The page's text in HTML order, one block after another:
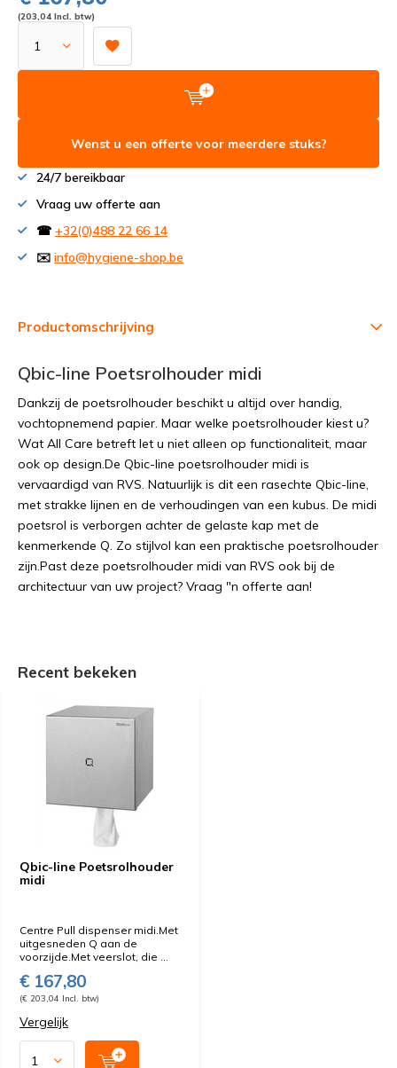
(203,04 Incl. btw)
Wenst u een offerte voor meerdere stuks?
24/7 bereikbaar
Vraag uw offerte aan
☎ +32(0)488 22 66 14
✉️ info@hygiene-shop.be
Productomschrijving
Qbic-line Poetsrolhouder midi
Dankzij de poetsrolhouder beschikt u altijd over handig,
vochtopnemend papier. Maar welke poetsrolhouder kiest u?
Wat All Care betreft let u niet alleen op functionaliteit, maar
ook op design.De Qbic-line poetsrolhouder midi is
vervaardigd van RVS. Natuurlijk is dit een rasechte Qbic-line,
met strakke lijnen en de verhoudingen van een kubus. De midi
poetsrol is verborgen achter de gelaste kap met de
kenmerkende Q. Zo stijlvol kan een praktische poetsrolhouder
zijn.Past deze poetsrolhouder midi van RVS ook bij de
architectuur van uw project? Vraag "n offerte aan!
Recent bekeken
Qbic-line Poetsrolhouder
midi
Centre Pull dispenser midi.Met
uitgesneden Q aan de
voorzijde.Met veerslot, die ...
€ 167,80
(€ 203,04 Incl. btw)
Vergelijk